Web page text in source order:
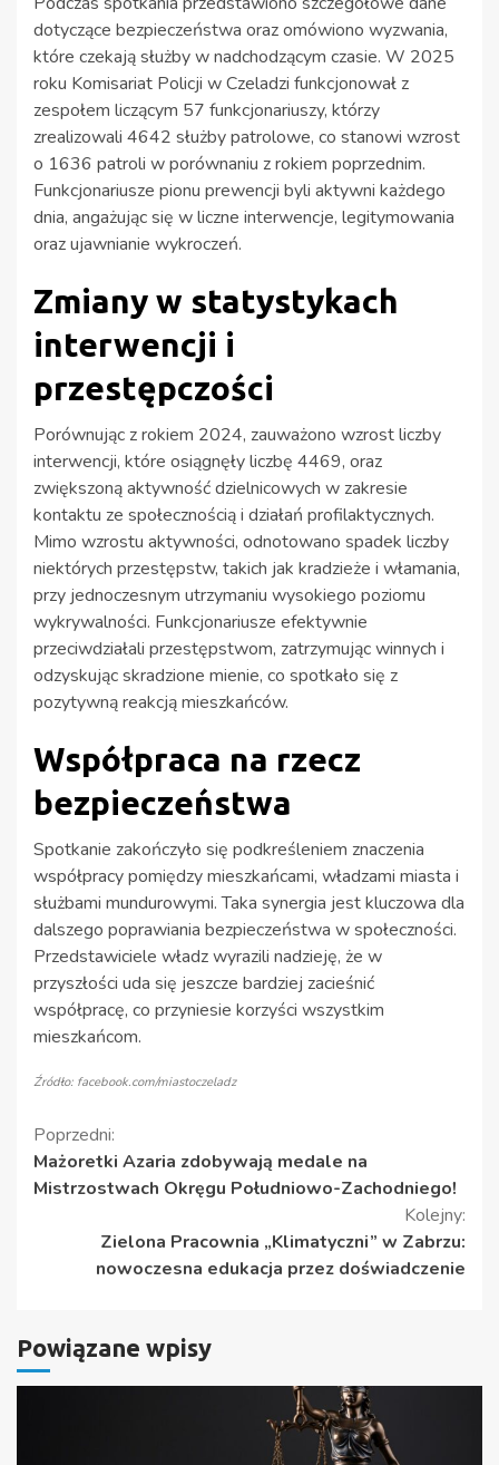
dotyczące bezpieczeństwa oraz omówiono wyzwania,
które czekają służby w nadchodzącym czasie. W 2025
roku Komisariat Policji w Czeladzi funkcjonował z
zespołem liczącym 57 funkcjonariuszy, którzy
zrealizowali 4642 służby patrolowe, co stanowi wzrost
o 1636 patroli w porównaniu z rokiem poprzednim.
Funkcjonariusze pionu prewencji byli aktywni każdego
dnia, angażując się w liczne interwencje, legitymowania
oraz ujawnianie wykroczeń.
Zmiany w statystykach
interwencji i
przestępczości
Porównując z rokiem 2024, zauważono wzrost liczby
interwencji, które osiągnęły liczbę 4469, oraz
zwiększoną aktywność dzielnicowych w zakresie
kontaktu ze społecznością i działań profilaktycznych.
Mimo wzrostu aktywności, odnotowano spadek liczby
niektórych przestępstw, takich jak kradzieże i włamania,
przy jednoczesnym utrzymaniu wysokiego poziomu
wykrywalności. Funkcjonariusze efektywnie
przeciwdziałali przestępstwom, zatrzymując winnych i
odzyskując skradzione mienie, co spotkało się z
pozytywną reakcją mieszkańców.
Współpraca na rzecz
bezpieczeństwa
Spotkanie zakończyło się podkreśleniem znaczenia
współpracy pomiędzy mieszkańcami, władzami miasta i
służbami mundurowymi. Taka synergia jest kluczowa dla
dalszego poprawiania bezpieczeństwa w społeczności.
Przedstawiciele władz wyrazili nadzieję, że w
przyszłości uda się jeszcze bardziej zacieśnić
współpracę, co przyniesie korzyści wszystkim
mieszkańcom.
Źródło: facebook.com/miastoczeladz
Kontynuuj
czytanie
Poprzedni:
Mażoretki Azaria zdobywają medale na
Mistrzostwach Okręgu Południowo-Zachodniego!
Kolejny:
Zielona Pracownia „Klimatyczni” w Zabrzu:
nowoczesna edukacja przez doświadczenie
Powiązane wpisy